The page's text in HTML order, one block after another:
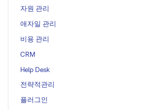
자원 관리
애자일 관리
비용 관리
CRM
Help Desk
전략적관리
플러그인